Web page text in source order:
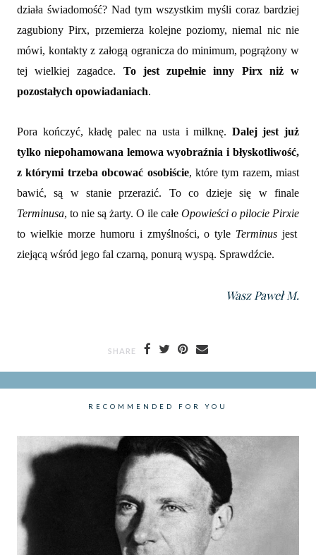
działa świadomość? Nad tym wszystkim myśli coraz bardziej
zagubiony Pirx, przemierza kolejne poziomy, niemal nic nie
mówi, kontakty z załogą ogranicza do minimum, pogrążony w
tej wielkiej zagadce. To jest zupełnie inny Pirx niż w
pozostałych opowiadaniach.
Pora kończyć, kładę palec na usta i milknę. Dalej jest już
tylko niepohamowana lemowa wyobraźnia i błyskotliwość,
z którymi trzeba obcować osobiście, które tym razem, miast
bawić, są w stanie przerazić. To co dzieje się w finale
Terminusa, to nie są żarty. O ile całe Opowieści o pilocie Pirxie
to wielkie morze humoru i zmyślności, o tyle Terminus jest
ziejącą wśród jego fal czarną, ponurą wyspą. Sprawdźcie.
Wasz Paweł M.
SHARE
RECOMMENDED FOR YOU